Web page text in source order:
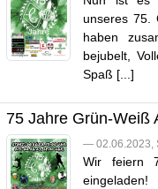
unseres 75.
haben
bejubelt,
Spaß [...]
75 Jahre Grün-Weiß
— 02.06.2023,
Wir feiern